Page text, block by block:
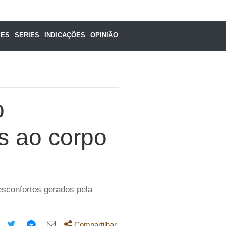
SERIES INDICAÇÕES OPINIÃO
ao corpo
gerados pela